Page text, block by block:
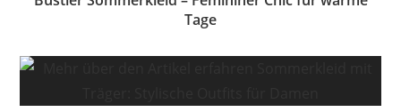
Tage